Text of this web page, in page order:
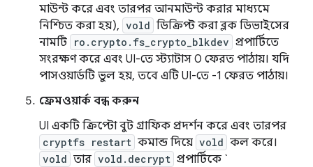
মাউন্ট করে এবং তারপর আনমাউন্ট করার মাধ্যমে
নিশ্চিত করা হয়), vold ডিক্রিপ্ট করা ব্লক ডিভাইসের
নামটি ro.crypto.fs_crypto_blkdev প্রপার্টিতে
সংরক্ষণ করে এবং UI-তে স্ট্যাটাস 0 ফেরত পাঠায়। যদি
পাসওয়ার্ডটি ভুল হয়, তবে এটি UI-তে -1 ফেরত পাঠায়।
ফ্রেমওয়ার্ক বন্ধ করুন
UI একটি ক্রিপ্টো বুট গ্রাফিক প্রদর্শন করে এবং তারপর
cryptfs restart কমান্ড দিয়ে vold কল করে।
vold তার vold.decrypt প্রপার্টিকে `